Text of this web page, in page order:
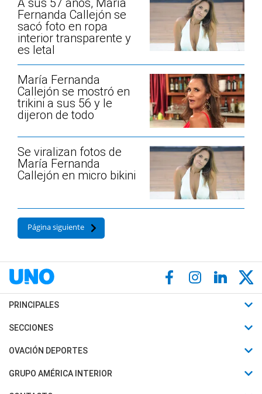
A sus 57 años, María
Fernanda Callejón se
sacó foto en ropa
interior transparente y
es letal
María Fernanda
Callejón se mostró en
trikini a sus 56 y le
dijeron de todo
Se viralizan fotos de
María Fernanda
Callejón en micro bikini
Página siguiente
PRINCIPALES
Últimas Noticias
Política
SECCIONES
Horóscopo
Motores
OVACIÓN DEPORTES
Fútbol
Mundial
GRUPO AMÉRICA INTERIOR